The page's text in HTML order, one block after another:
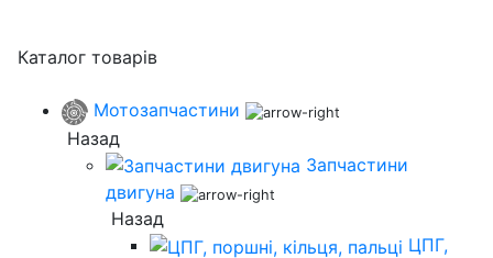
Каталог товарів
Мотозапчастини
Назад
Запчастини
двигуна
Назад
ЦПГ,